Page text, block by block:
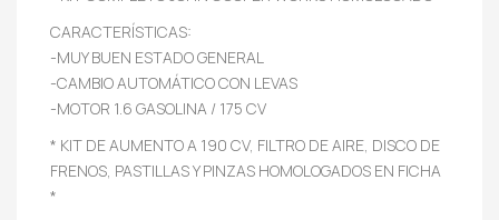
CARACTERÍSTICAS:
-MUY BUEN ESTADO GENERAL
-CAMBIO AUTOMÁTICO CON LEVAS
-MOTOR 1.6 GASOLINA / 175 CV
* KIT DE AUMENTO A 190 CV, FILTRO DE AIRE, DISCO DE
FRENOS, PASTILLAS Y PINZAS HOMOLOGADOS EN FICHA
*